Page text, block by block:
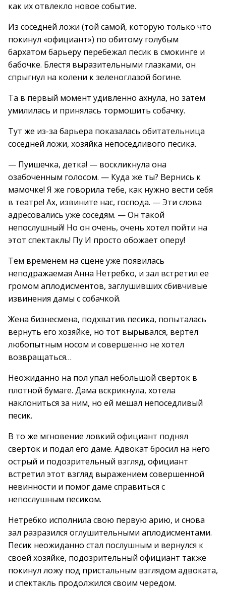
как их отвлекло новое событие.
Из соседней ложи (той самой, которую только что
покинул «официант») по обитому голубым
бархатом барьеру перебежал песик в смокинге и
бабочке. Блестя выразительными глазками, он
спрыгнул на колени к зеленоглазой богине.
Та в первый момент удивленно ахнула, но затем
умилилась и принялась тормошить собачку.
Тут же из-за барьера показалась обитательница
соседней ложи, хозяйка непоседливого песика.
— Пуишечка, детка! — воскликнула она
озабоченным голосом. — Куда же ты? Вернись к
мамочке! Я же говорила тебе, как нужно вести себя
в театре! Ах, извините нас, господа. — Эти слова
адресовались уже соседям. — Он такой
непослушный! Но он очень, очень хотел пойти на
этот спектакль! Пу И просто обожает оперу!
Тем временем на сцене уже появилась
неподражаемая Анна Нетребко, и зал встретил ее
громом аплодисментов, заглушивших сбивчивые
извинения дамы с собачкой.
Жена бизнесмена, подхватив песика, попыталась
вернуть его хозяйке, но тот вырывался, вертел
любопытным носом и совершенно не хотел
возвращаться…
Неожиданно на пол упал небольшой сверток в
плотной бумаге. Дама вскрикнула, хотела
наклониться за ним, но ей мешал непоседливый
песик.
В то же мгновение ловкий официант поднял
сверток и подал его даме. Адвокат бросил на него
острый и подозрительный взгляд, официант
встретил этот взгляд выражением совершенной
невинности и помог даме справиться с
непослушным песиком.
Нетребко исполнила свою первую арию, и снова
зал разразился оглушительными аплодисментами.
Песик неожиданно стал послушным и вернулся к
своей хозяйке, подозрительный официант также
покинул ложу под пристальным взглядом адвоката,
и спектакль продолжился своим чередом.